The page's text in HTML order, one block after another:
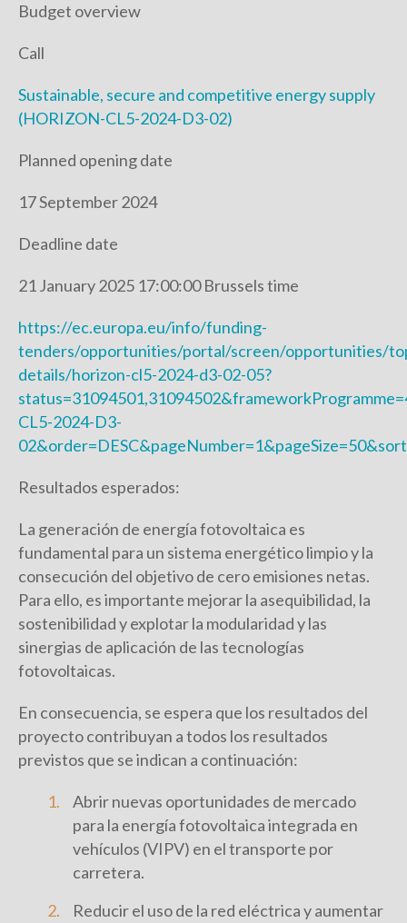
Budget overview
Call
Sustainable, secure and competitive energy supply
(HORIZON-CL5-2024-D3-02)
Planned opening date
17 September 2024
Deadline date
21 January 2025 17:00:00 Brussels time
https://ec.europa.eu/info/funding-
tenders/opportunities/portal/screen/opportunities/
details/horizon-cl5-2024-d3-02-05?
CL5-2024-D3-
Resultados esperados:
La generación de energía fotovoltaica es
fundamental para un sistema energético limpio y la
consecución del objetivo de cero emisiones netas.
Para ello, es importante mejorar la asequibilidad, la
sostenibilidad y explotar la modularidad y las
sinergias de aplicación de las tecnologías
fotovoltaicas.
En consecuencia, se espera que los resultados del
proyecto contribuyan a todos los resultados
previstos que se indican a continuación:
Abrir nuevas oportunidades de mercado
para la energía fotovoltaica integrada en
vehículos (VIPV) en el transporte por
carretera.
Reducir el uso de la red eléctrica y aumentar